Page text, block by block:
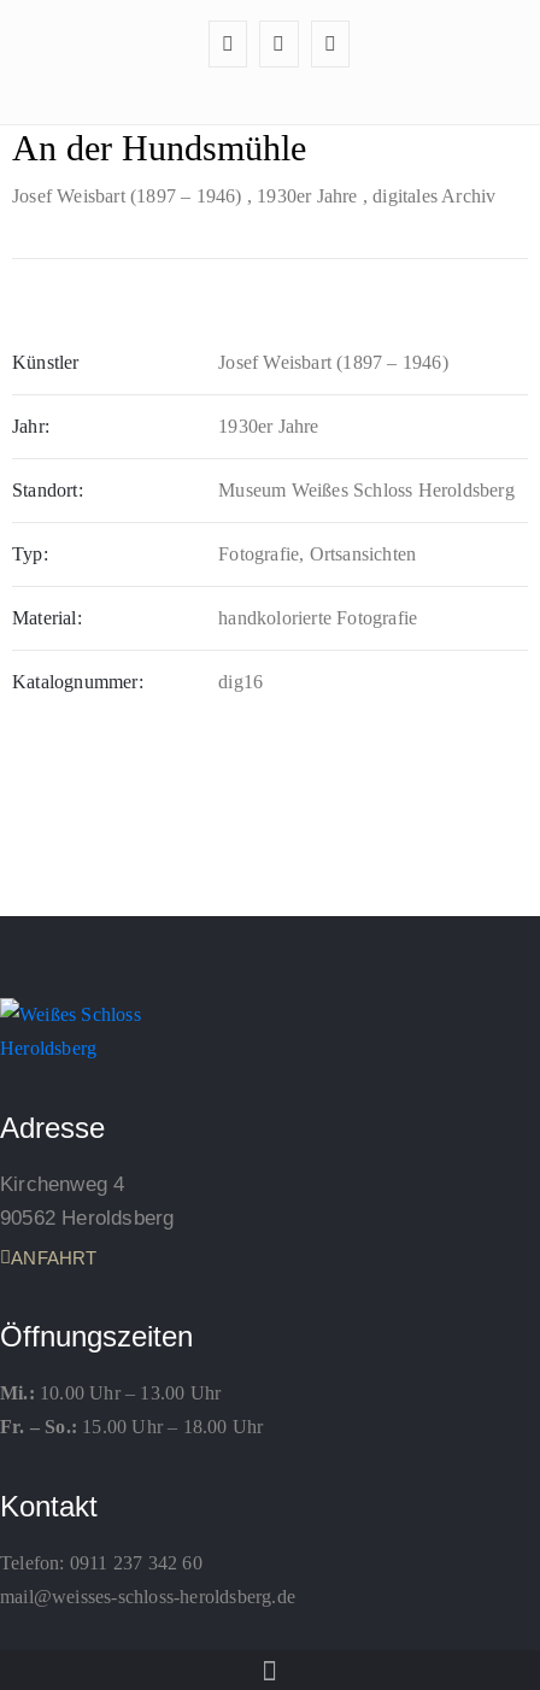
An der Hundsmühle
Josef Weisbart (1897 – 1946) , 1930er Jahre , digitales Archiv
Künstler Josef Weisbart (1897 – 1946)
Jahr: 1930er Jahre
Standort: Museum Weißes Schloss Heroldsberg
Typ: Fotografie, Ortsansichten
Material: handkolorierte Fotografie
Katalognummer: dig16
Adresse
Kirchenweg 4
90562 Heroldsberg
ANFAHRT
Öffnungszeiten
Mi.: 10.00 Uhr – 13.00 Uhr
Fr. – So.: 15.00 Uhr – 18.00 Uhr
Kontakt
Telefon: 0911 237 342 60
mail@weisses-schloss-heroldsberg.de